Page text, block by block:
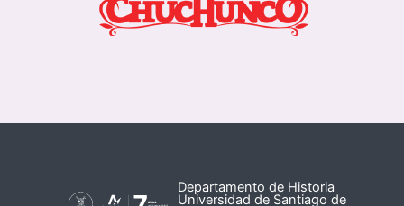
Departamento de Historia
Universidad de Santiago de